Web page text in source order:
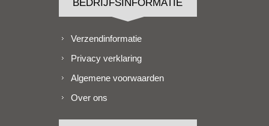
BEDRIJFSINFORMATIE
Verzendinformatie
Privacy verklaring
Algemene voorwaarden
Over ons